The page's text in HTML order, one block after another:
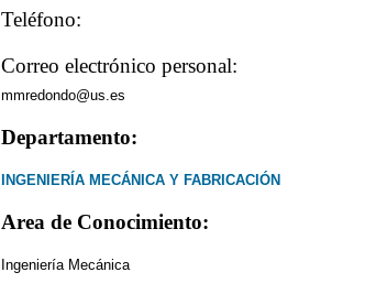
Teléfono:
Correo electrónico personal:
mmredondo@us.es
Departamento:
INGENIERÍA MECÁNICA Y FABRICACIÓN
Area de Conocimiento:
Ingeniería Mecánica